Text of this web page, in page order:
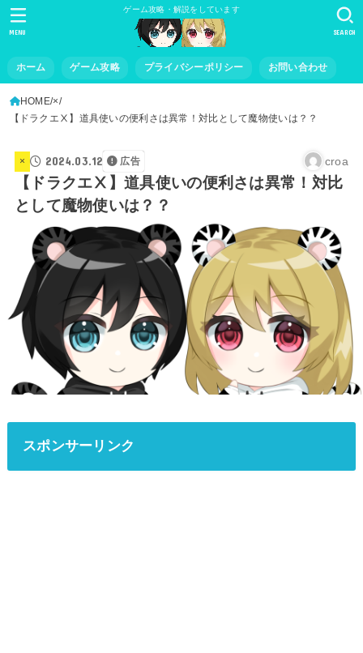
ゲーム攻略・解説をしています
ホーム ゲーム攻略 プライバシーポリシー お問い合わせ
SEARCH
MENU
HOME ×
【ドラクエⅩ】道具使いの便利さは異常！対比として魔物使いは？？
× 2024.03.12 広告 croa
【ドラクエⅩ】道具使いの便利さは異常！対比
として魔物使いは？？
スポンサーリンク